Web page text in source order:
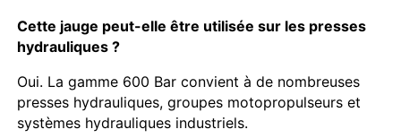
Cette jauge peut-elle être utilisée sur les presses
hydrauliques ?
Oui. La gamme 600 Bar convient à de nombreuses
presses hydrauliques, groupes motopropulseurs et
systèmes hydrauliques industriels.